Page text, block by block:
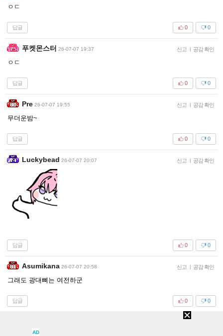
ㅇㄷ
답글 0
0
푸켓몬스터 26-07-07 19:37 신고 | 공감 확인
ㅇㄷ
답글 0
0
Pre 26-07-07 19:55 신고 | 공감 확인
무더운밤~
답글 0
0
Luckybead 26-07-07 20:07 신고 | 공감 확인
답글 0
0
Asumikana 26-07-07 20:58 신고 | 공감 확인
그래도 광대뼈는 여전하군
답글 0
0
AD